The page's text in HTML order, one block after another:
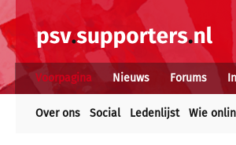
Voorpagina Nieuws Forums
Over ons Social Ledenlijst Wie